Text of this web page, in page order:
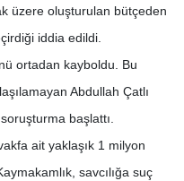
üzere oluşturulan bütçeden
iddia edildi.
ortadan kayboldu. Bu
Abdullah Çatlı
başlattı.
ait yaklaşık 1 milyon
savcılığa suç